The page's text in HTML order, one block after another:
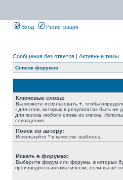
Вход Регистрация
Сообщения без ответов | Активные темы
Список форумов
Ключевые слова:
Вы можете использовать + , чтобы
- для слов, которых в результатах быть
для поиска любого слова из списка.
совпадения.
Поиск по автору:
Используйте * в качестве шаблона.
Искать в форумах:
Выберите форум или форумы, в которых
производится автоматически, если вы не